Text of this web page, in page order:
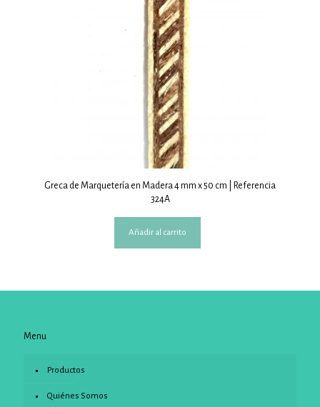
Greca de Marquetería en Madera 4 mm x 50 cm | Referencia
324A
Añadir al carrito
Menu
Productos
Quiénes Somos